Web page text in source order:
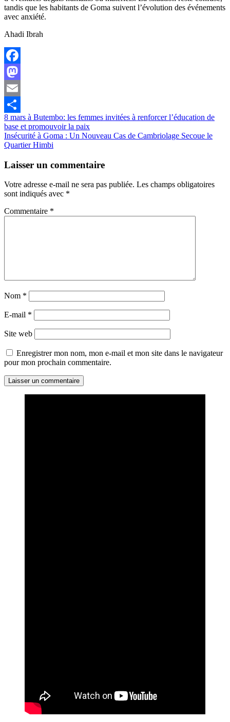
tandis que les habitants de Goma suivent l’évolution des événements
avec anxiété.
Ahadi Ibrah
Facebook
Mastodon
Email
Partager
Navigation
de
l’article
8 mars à Butembo: les femmes invitées à renforcer l’éducation de
base et promouvoir la paix
Insécurité à Goma : Un Nouveau Cas de Cambriolage Secoue le
Quartier Himbi
Laisser un commentaire
Votre adresse e-mail ne sera pas publiée. Les champs obligatoires
sont indiqués avec *
Commentaire *
Nom *
E-mail *
Site web
Enregistrer mon nom, mon e-mail et mon site dans le navigateur
pour mon prochain commentaire.